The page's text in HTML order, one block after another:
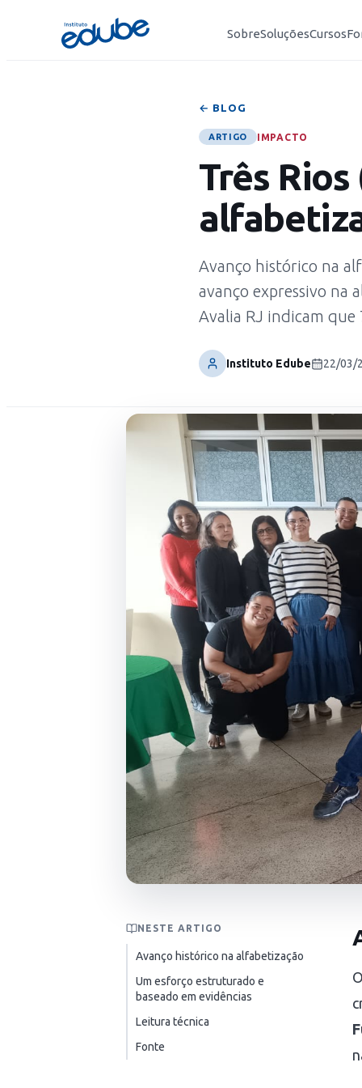
SobreSoluçõesCursos
← BLOG
ARTIGO IMPACTO
Três Rios
Avanço histórico na
avanço expressivo na
Avalia RJ indicam que
Instituto Edube 22/03/
NESTE ARTIGO
Avanço histórico na alfabetização
Um esforço estruturado e
baseado em evidências
Leitura técnica
Fonte